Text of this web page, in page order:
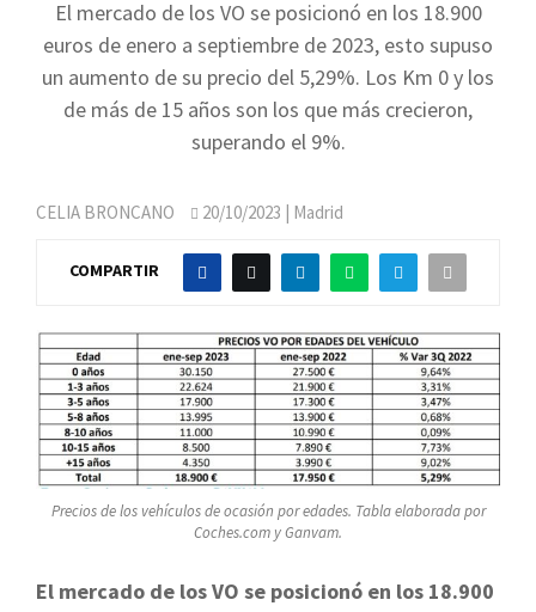
El mercado de los VO se posicionó en los 18.900
euros de enero a septiembre de 2023, esto supuso
un aumento de su precio del 5,29%. Los Km 0 y los
de más de 15 años son los que más crecieron,
superando el 9%.
CELIA BRONCANO 20/10/2023 | Madrid
COMPARTIR
Precios de los vehículos de ocasión por edades. Tabla elaborada por
Coches.com y Ganvam.
El mercado de los VO se posicionó en los 18.900